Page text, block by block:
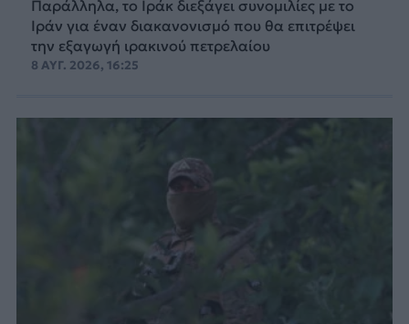
Παράλληλα, το Ιράκ διεξάγει συνομιλίες με το
Ιράν για έναν διακανονισμό που θα επιτρέψει
την εξαγωγή ιρακινού πετρελαίου
8 ΑΥΓ. 2026, 16:25